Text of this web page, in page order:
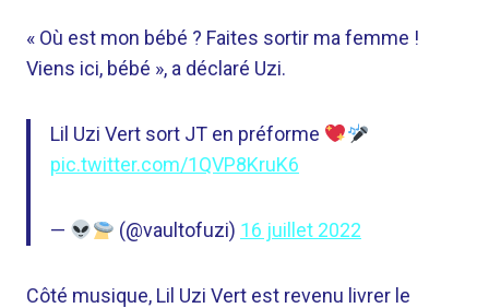
« Où est mon bébé ? Faites sortir ma femme !
Viens ici, bébé », a déclaré Uzi.
Lil Uzi Vert sort JT en préforme
pic.twitter.com/1QVP8KruK6
— (@vaultofuzi) 16 juillet 2022
Côté musique, Lil Uzi Vert est revenu livrer le